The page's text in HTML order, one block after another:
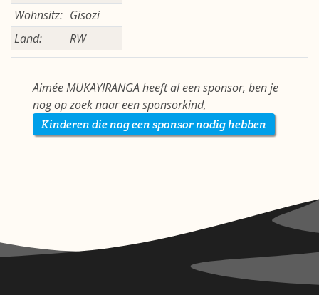
Wohnsitz: Gisozi
Land:
RW
Aimée MUKAYIRANGA heeft al een sponsor, ben je
nog op zoek naar een sponsorkind,
Kinderen die nog een sponsor nodig hebben